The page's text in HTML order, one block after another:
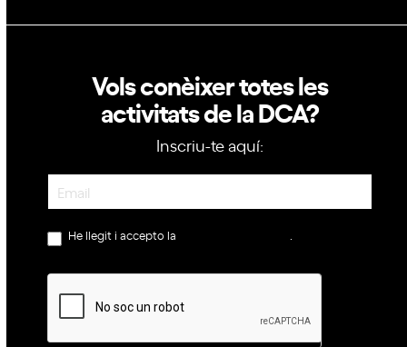
Vols conèixer totes les
activitats de la DCA?
Inscriu-te aquí:
Newsletter
He llegit i accepto la